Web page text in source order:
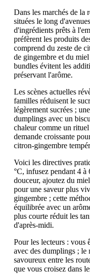
Dans les marchés de la
situées le long
d'ingrédients prêts à
préfèrent les produits
comprend du zeste de
de gingembre et du
bundles évitent les
préservant l'arôme.
Les scènes actuelles
familles réduisent le
légèrement sucrées ;
dumplings avec un
chaleur comme un
demande croissante
citron-gingembre
Voici les directives
°C, infusez pendant 4
douceur, ajoutez du
pour une saveur plus
gingembre ; cette
équilibrée avec un
plus courte réduit les
d'après-midi.
Pour les lecteurs : vous
avec des dumplings ;
savoureux entre les
que vous croisez dans